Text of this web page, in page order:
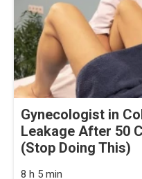
Gynecologist in
Leakage After 50
(Stop Doing This)
8 h 5 min